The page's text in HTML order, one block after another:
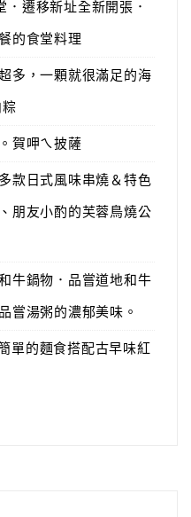
遷移新址全新開張．
的食堂料理
多，一顆就很滿足的海
賀呷ㄟ披薩
款日式風味串燒＆特色
朋友小酌的芙蓉鳥燒公
牛鍋物．品嘗道地和牛
嘗湯粥的濃郁美味。
單的麵食搭配古早味紅